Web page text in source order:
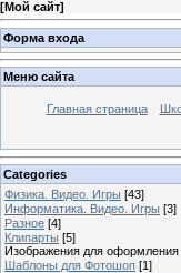
[Мой сайт]
Форма входа
Меню сайта
Главная страница
Categories
Физика. Видео. Игры [43]
Информатика. Видео. Игры [3]
Разное [4]
Клипарты [5]
Изображения для оформления
Шаблоны для Фотошоп [1]